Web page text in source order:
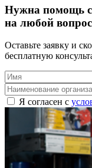
Нужна помощь с
на любой вопрос
Оставьте заявку и
бесплатную
Я согласен с